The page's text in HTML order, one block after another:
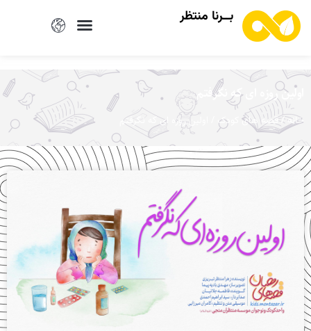
بــرنا منتظر
اولین روزه ای که نگرفتم
خانه/قصه های کودک / اولین روزه ای که نگرفتم